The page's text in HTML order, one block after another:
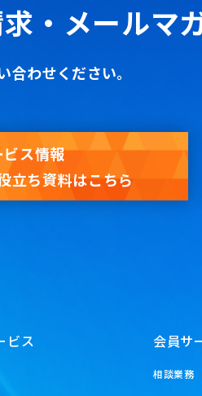
・ メールマ
合わせください。
ビス情報
立ち資料はこちら
ビス 会員サ
相談業務